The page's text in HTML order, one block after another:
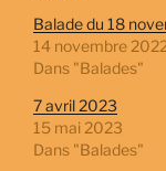
Balade du 18
14 novembre
Dans "Balades"
7 avril 2023
15 mai 2023
Dans "Balades"